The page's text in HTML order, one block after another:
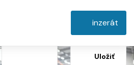
inzerát
Uložiť